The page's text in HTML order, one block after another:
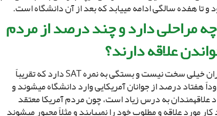
تا هفده سالگى ادامه مى‏یابد که بعد از آن دانشگاه است.
مراحلى دارد و چند درصد از مردم
علاقه دارند؟
ورود به دانشگاه بر عکس ایران خیلى سخت نیست و بستگى به نمره SAT دارد که تقریباً
هفتاد درصد از جوانان آمریکایى وارد دانشگاه مى‏شوند و
علاقه‏مندان به درس زیاد است، چون مردم آمریکا معتقد
مورد علاقه و مطلوب خود را نمى‏یابند و مثلاً مجبور مى‏شوند